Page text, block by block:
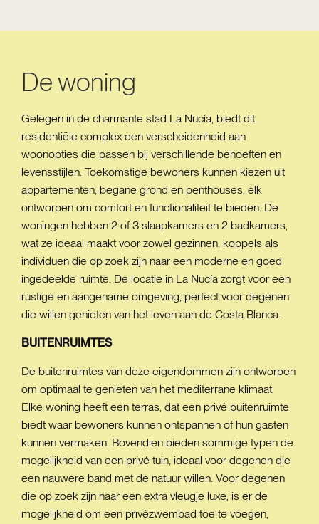
De woning
Gelegen in de charmante stad La Nucía, biedt dit
residentiële complex een verscheidenheid aan
woonopties die passen bij verschillende behoeften en
levensstijlen. Toekomstige bewoners kunnen kiezen uit
appartementen, begane grond en penthouses, elk
ontworpen om comfort en functionaliteit te bieden. De
woningen hebben 2 of 3 slaapkamers en 2 badkamers,
wat ze ideaal maakt voor zowel gezinnen, koppels als
individuen die op zoek zijn naar een moderne en goed
ingedeelde ruimte. De locatie in La Nucía zorgt voor een
rustige en aangename omgeving, perfect voor degenen
die willen genieten van het leven aan de Costa Blanca.
BUITENRUIMTES
De buitenruimtes van deze eigendommen zijn ontworpen
om optimaal te genieten van het mediterrane klimaat.
Elke woning heeft een terras, dat een privé buitenruimte
biedt waar bewoners kunnen ontspannen of hun gasten
kunnen vermaken. Bovendien bieden sommige typen de
mogelijkheid van een privé tuin, ideaal voor degenen die
een nauwere band met de natuur willen. Voor degenen
die op zoek zijn naar een extra vleugje luxe, is er de
mogelijkheid om een privézwembad toe te voegen,